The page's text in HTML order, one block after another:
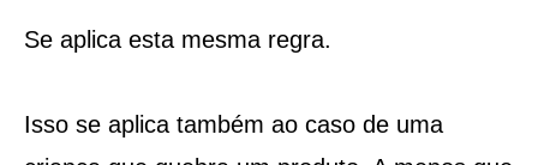
Se aplica esta mesma regra.
Isso se aplica também ao caso de uma